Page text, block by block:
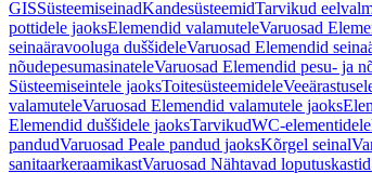
GISSüsteemiseinadKandesüsteemidTarvikud
pottidele jaoksElemendid valamuteleVaruosad
seinaäravooluga duššideleVaruosad Elemendid
nõudepesumasinateleVaruosad Elemendid pesu- ja
Süsteemiseintele jaoksToitesüsteemidele
valamuteleVaruosad Elemendid valamutele jaoks
Elemendid duššidele jaoksTarvikudWC-elementidele
pandudVaruosad Peale pandud jaoksKõrgel seinal
sanitaarkeraamikastVaruosad Nähtavad